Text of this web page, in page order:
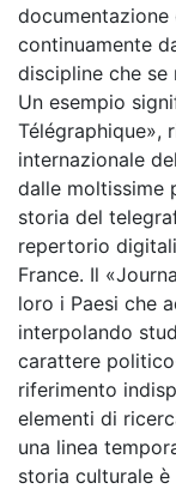
continuamente
discipline che se
Un esempio
Télégraphique»,
internazionale
dalle moltissime
storia del
repertorio
France. Il
loro i Paesi che
interpolando
carattere
riferimento
elementi di
una linea
storia culturale